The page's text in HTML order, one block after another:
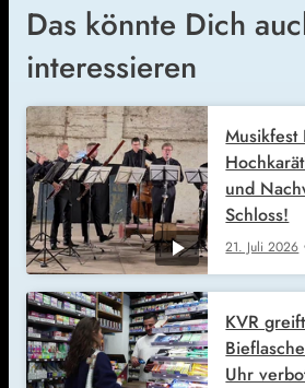
Das könnte Dich
interessieren
21. Juli 2026
Musikfest
und
Schloss!
KVR
Uhr